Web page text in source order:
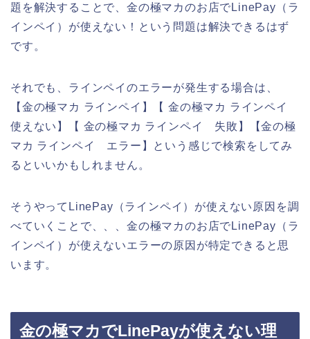
題を解決することで、金の極マカのお店でLinePay（ラ
インペイ）が使えない！という問題は解決できるはず
です。
それでも、ラインペイのエラーが発生する場合は、
【金の極マカ ラインペイ】【 金の極マカ ラインペイ
使えない】【 金の極マカ ラインペイ 失敗】【金の極
マカ ラインペイ エラー】という感じで検索をしてみ
るといいかもしれません。
そうやってLinePay（ラインペイ）が使えない原因を調
べていくことで、、、金の極マカのお店でLinePay（ラ
インペイ）が使えないエラーの原因が特定できると思
います。
金の極マカでLinePayが使えない理